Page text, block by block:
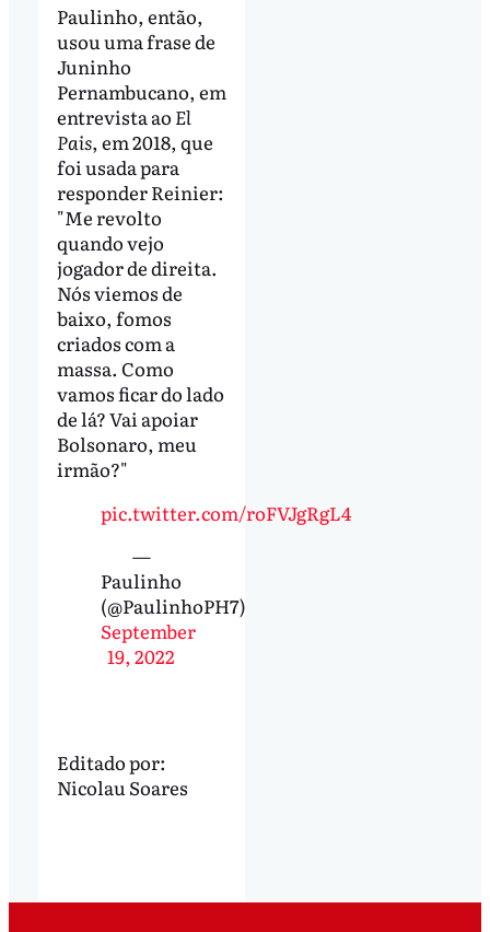
Paulinho, então,
usou uma frase de
Juninho
Pernambucano, em
entrevista ao El
Pais, em 2018, que
foi usada para
responder Reinier:
"Me revolto
quando vejo
jogador de direita.
Nós viemos de
baixo, fomos
criados com a
massa. Como
vamos ficar do lado
de lá? Vai apoiar
Bolsonaro, meu
irmão?"
pic.twitter.com/roFVJgRgL4
—
Paulinho
(@PaulinhoPH7)
September
19, 2022
Editado por:
Nicolau Soares